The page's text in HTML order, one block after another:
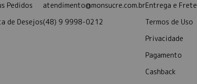
Pedidos
de Desejos
atendimento@monsucre.com.br
(48) 9 9998-0212
Entrega e Frete
Termos de Uso
Privacidade
Pagamento
Cashback